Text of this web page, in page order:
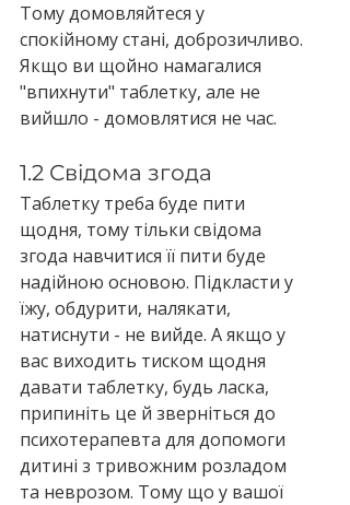
Тому домовляйтеся у
спокійному стані, доброзичливо.
Якщо ви щойно намагалися
"впихнути" таблетку, але не
вийшло - домовлятися не час.
1.2 Свідома згода
Таблетку треба буде пити
щодня, тому тільки свідома
згода навчитися її пити буде
надійною основою. Підкласти у
їжу, обдурити, налякати,
натиснути - не вийде. А якщо у
вас виходить тиском щодня
давати таблетку, будь ласка,
припиніть це й зверніться до
психотерапевта для допомоги
дитині з тривожним розладом
та неврозом. Тому що у вашої